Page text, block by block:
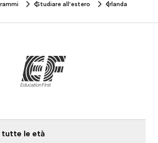
Studiare all'estero
Irlanda
tutte le età